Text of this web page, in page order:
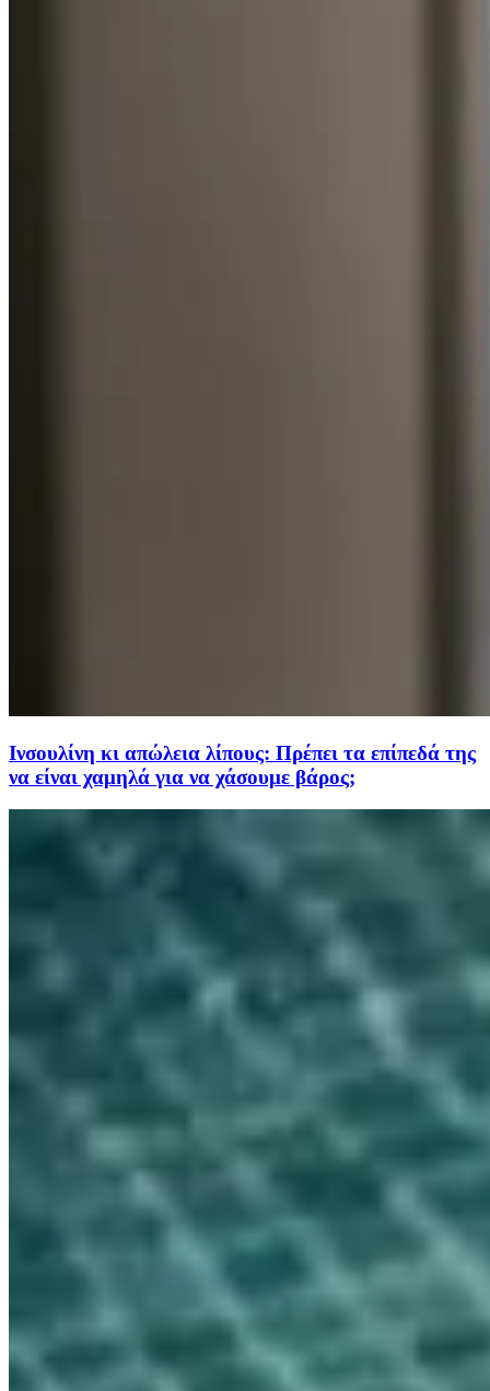
Ινσουλίνη κι απώλεια λίπους: Πρέπει τα επίπεδά της
να είναι χαμηλά για να χάσουμε βάρος;